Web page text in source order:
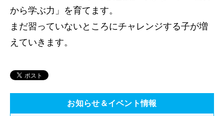
から学ぶ力」を育てます。
まだ習っていないところにチャレンジする子が増
えていきます。
お知らせ＆イベント情報